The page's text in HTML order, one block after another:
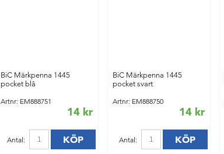
BiC Märkpenna 1445
pocket blå
Artnr: EM888751
14 kr
Antal: KÖP
BiC Märkpenna 1445
pocket svart
Artnr: EM888750
14 kr
Antal: KÖP